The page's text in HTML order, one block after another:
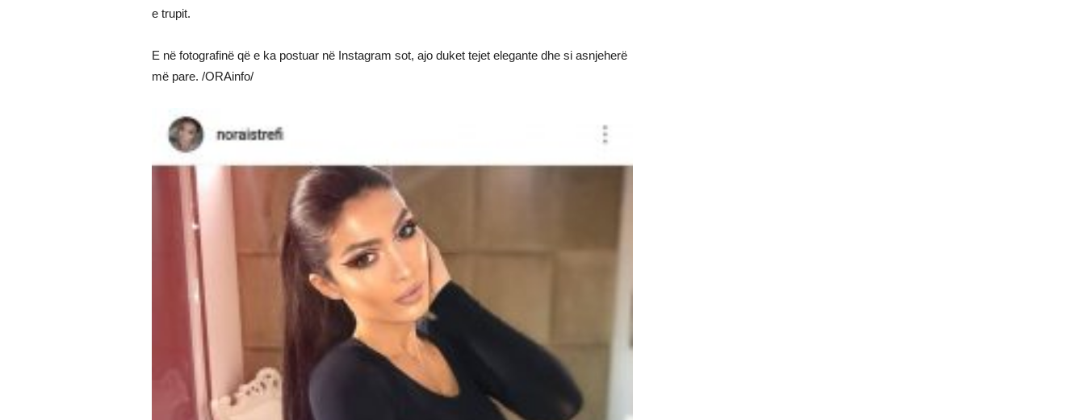
e trupit.
E në fotografinë që e ka postuar në Instagram sot, ajo duket tejet elegante dhe si asnjeherë
më pare. /ORAinfo/